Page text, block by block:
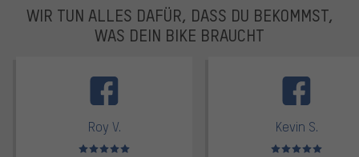
WIR TUN ALLES DAFÜR, DASS DU BEKOMMST,
WAS DEIN BIKE BRAUCHT
Roy V.
Bewertungen: 5 von 5
Kevin S.
Bewertungen: 5 von 5